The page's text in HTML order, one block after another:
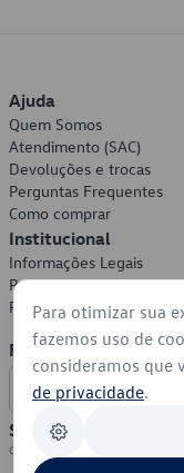
Ajuda
Quem Somos
Atendimento (SAC)
Devoluções e trocas
Perguntas Frequentes
Como comprar
Institucional
Informações Legais
Política de Privacidade
Política de Cookies
Formas de
Segurança
Para otimizar sua
fazemos uso de
consideramos que
de privacidade.